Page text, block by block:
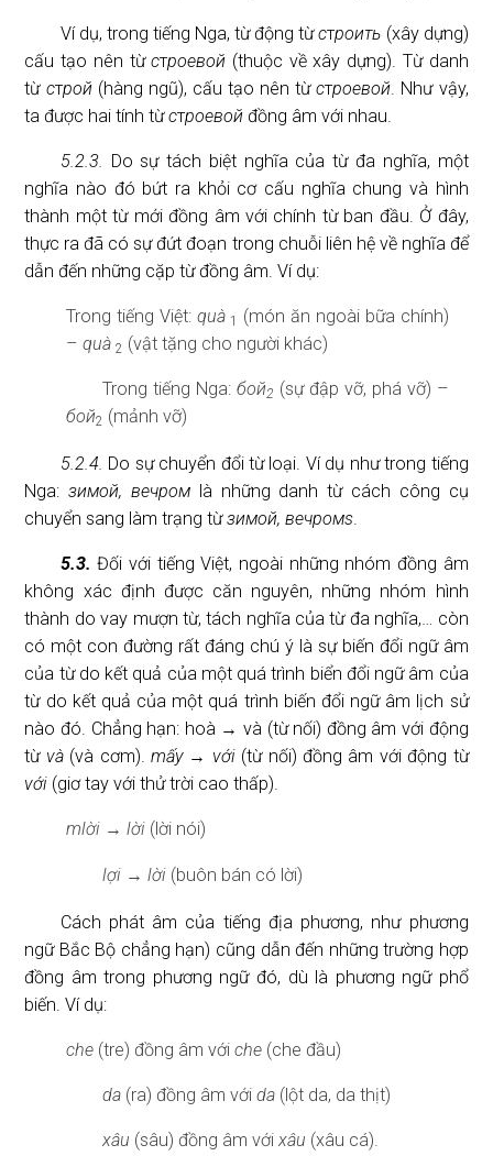
Ví dụ, trong tiếng Nga, từ động từстроить (xây dựng)
cấu tạo nên từстроевой (thuộc về xây dựng). Từ danh
từ строй(hàng ngũ), cấu tạo nên từстроевой . Như vậy,
ta được hai tính từстроевой đồng âm với nhau.
5.2.3.
Do sự tách biệt nghĩa của từ đa nghĩa, một
nghĩa nào đó bứt ra khỏi cơ cấu nghĩa chung và hình
thành một từ mới đồng âm với chính từ ban đầu. Ở đây,
thực ra đã có sự đứt đoạn trong chuỗi liên hệ về nghĩa để
dẫn đến những cặp từ đồng âm. Ví dụ:
Trong tiếng Việt: quà 1
(món ăn ngoài bữa chính)
–quà 2 (vật tặng cho người khác)
Trong tiếng Nga: бой2 (sự đập vỡ, phá vỡ) –
бой2 (mảnh vỡ)
5.2.4. Do sự chuyển đổi từ loại. Ví dụ như trong tiếng
Nga:зимой, вечром là những danh từ cách công cụ
chuyển sang làm trạng từзимой, вечромs.
5.3. Đối với tiếng Việt, ngoài những nhóm đồng âm
không xác định được căn nguyên, những nhóm hình
thành do vay mượn từ, tách nghĩa của từ đa nghĩa,… còn
có một con đường rất đáng chú ý là sự biến đổi ngữ âm
của từ do kết quả của một quá trình biển đổi ngữ âm của
từ do kết quả của một quá trình biến đổi ngữ âm lịch sử
nào đó. Chẳng hạn: hoà → và (từ nối) đồng âm với động
từ và(và cơm).mấy→ với(từ nối) đồng âm với động từ
với (giơ tay với thử trời cao thấp).
mlời →lời (lời nói)
lợi→ lời(buôn bán có lời)
Cách phát âm của tiếng địa phương, như phương
ngữ Bắc Bộ chẳng hạn) cũng dẫn đến những trường hợp
đồng âm trong phương ngữ đó, dù là phương ngữ phổ
biến. Ví dụ:
che (tre) đồng âm vớiche (che đầu)
da(ra) đồng âm với da(lột da, da thịt)
xâu (sâu) đồng âm với xâu (xâu cá).